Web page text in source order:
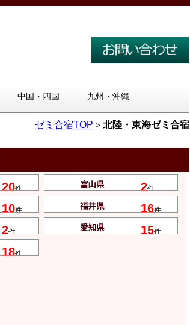
中国・四国 九州・沖縄
ゼミ合宿TOP ＞ 北陸・東海ゼミ合宿
20件 2件
10件 16件
2件 15件
18件